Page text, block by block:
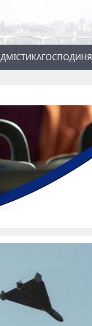
МІСТИКАГОСПОДИНЯ